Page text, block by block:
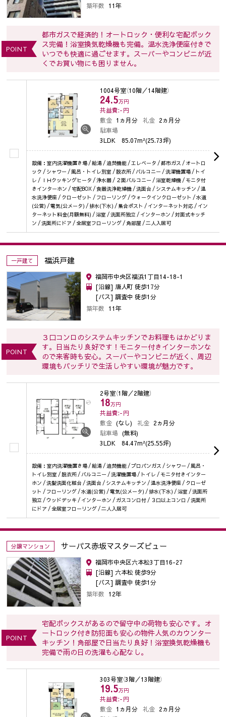
築年数 11年
POINT
都市ガスで経済的！オートロック・便利な宅配ボック
ス完備！浴室換気乾燥機も完備。温水洗浄便座付きで
いつでも快適に過ごせます。スーパーやコンビニが近
くでお買い物にも困りません。
1004号室（10階／14階建）
24.5万円
共益費:-円
敷金 1ヵ月分 礼金 2ヵ月分
駐車場
3LDK 85.07m²(25.73坪)
設備：室内洗濯機置き場 / 給湯 / 追焚機能 / エレベータ / 都市ガス / オートロ
ック / シャワー / 風呂・トイレ別室 / 脱衣所 / バルコニー / 洗濯機置場 / トイ
レ / ＩＨクッキングヒータ / 浄水器 / ２面バルコニー / 浴室乾燥機 / モニタ付
きインターホン / 宅配BOX / 食器洗浄乾燥機 / 洗面台 / システムキッチン / 温
水洗浄便座 / クローゼット / フローリング / ウォークインクローゼット / 水道
(公営) / 電気(公メータ) / 排水(下水) / 集合ポスト / インターネット対応 / イン
ターネット料金(月額無料) / 浴室 / 洗面所独立 / インターホン / 対面式キッチ
ン / 洗面所にドア / 全居室フローリング / 角部屋 / 二人入居可
一戸建て 福浜戸建
福岡市中央区福浜1丁目14-18-1
[沿線] 唐人町 徒歩17分
[バス] 調査中 徒歩1分
築年数 11年
POINT
３口コンロのシステムキッチンでお料理もはかどりま
す。日当たり良好です！モニター付きインターホンな
ので来客時も安心。スーパーやコンビニが近く、周辺
環境もバッチリで生活しやすい環境が魅力です。
2号室（1階／2階建）
18万円
共益費:-円
敷金 (なし) 礼金 2ヵ月分
駐車場 (無料)
3LDK 84.47m²(25.55坪)
設備：室内洗濯機置き場 / 給湯 / 追焚機能 / プロパンガス / シャワー / 風呂・
トイレ別室 / 脱衣所 / バルコニー / 洗濯機置場 / トイレ / モニタ付きインター
ホン / 洗髪洗面化粧台 / 洗面台 / システムキッチン / 温水洗浄便座 / クローゼ
ット / フローリング / 水道(公営) / 電気(公メータ) / 排水(下水) / 浴室 / 洗面所
独立 / ウッドデッキ / インターホン / ガスコンロ付 / ３口以上コンロ / 洗面所
にドア / 全居室フローリング / 二人入居可
分譲マンション サーパス赤坂マスターズビュー
福岡市中央区六本松3丁目16-27
[沿線] 六本松 徒歩9分
[バス] 調査中 徒歩1分
築年数 12年
POINT
宅配ボックスがあるので留守中の荷物も安心です。オ
ートロック付き防犯面も安心の物件人気のカウンター
キッチン！角部屋で日当たり良好！浴室換気乾燥機も
完備で雨の日の洗濯も心配なし。
303号室（3階／13階建）
19.5万円
共益費:-円
敷金 1ヵ月分 礼金 2ヵ月分